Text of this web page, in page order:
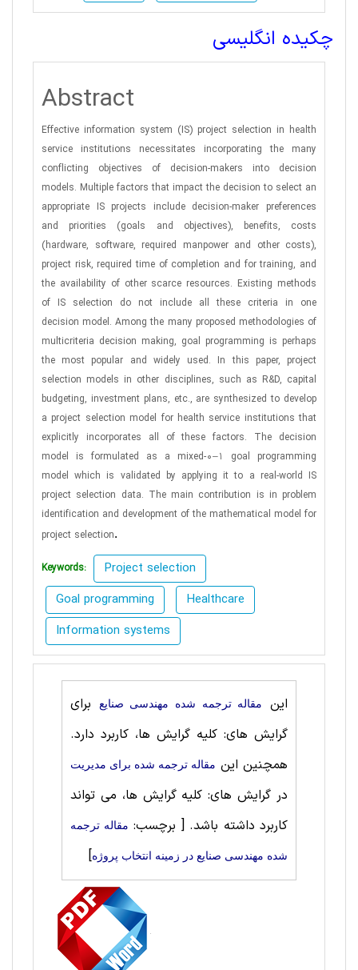
چکیده انگلیسی
Abstract
Effective information system (IS) project selection in health
service institutions necessitates incorporating the many
conflicting objectives of decision-makers into decision
models. Multiple factors that impact the decision to select an
appropriate IS projects include decision-maker preferences
and priorities (goals and objectives), benefits, costs
(hardware, software, required manpower and other costs),
project risk, required time of completion and for training, and
the availability of other scarce resources. Existing methods
of IS selection do not include all these criteria in one
decision model. Among the many proposed methodologies of
multicriteria decision making, goal programming is perhaps
the most popular and widely used. In this paper, project
selection models in other disciplines, such as R&D, capital
budgeting, investment plans, etc., are synthesized to develop
a project selection model for health service institutions that
explicitly incorporates all of these factors. The decision
model is formulated as a mixed-0–1 goal programming
model which is validated by applying it to a real-world IS
project selection data. The main contribution is in problem
identification and development of the mathematical model for
project selection.
Keywords:
Project selection
Goal programming
Healthcare
Information systems
این مقاله ترجمه شده مهندسی صنايع
برای
گرایش های: کلیه گرایش ها، کاربرد دارد.
همچنین این مقاله ترجمه شده برای مديريت
در گرایش های: کلیه گرایش ها، می تواند
کاربرد داشته باشد.[ برچسب: مقاله ترجمه
شده مهندسی صنايع در زمینه انتخاب پروژه]